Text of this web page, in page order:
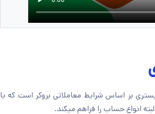
بر اساس شرایط معاملاتی بروکر است که با
انواع حساب را فراهم میکند.